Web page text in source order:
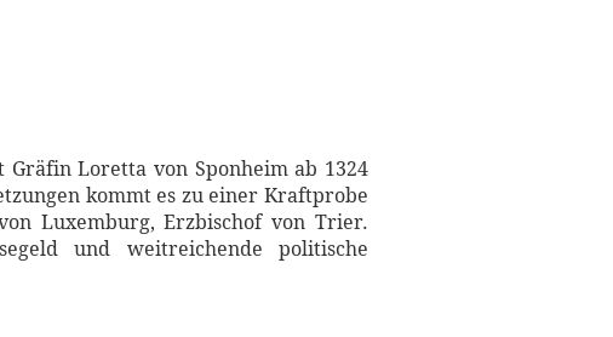
Loretta von Sponheim ab 1324
kommt es zu einer Kraftprobe
Luxemburg, Erzbischof von Trier.
und weitreichende politische